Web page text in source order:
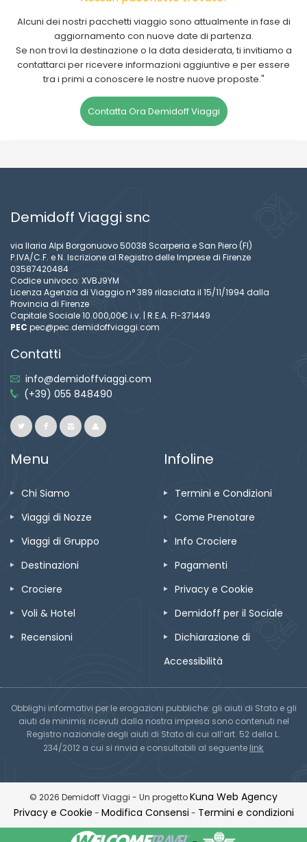
Alcuni dei nostri pacchetti viaggio sono attualmente in fase di
aggiornamento con nuove date di partenza.
Se non trovi la destinazione o la data desiderata, ti invitiamo a
contattarci per ricevere informazioni aggiuntive e per essere
tra i primi a conoscere le nostre nuove proposte."
Contatta Ora Demidoff Viaggi
Demidoff Viaggi snc
via Ilaria Alpi Borgonuovo 50038 Scarperia e San Piero (FI)
P.IVA/C.F. e N. Iscrizione al Registro delle Imprese di Firenze
03587420484
Codice univoco: XVBJ9YM
Licenza Agenzia di Viaggio n° 389 rilasciata il 15/11/1994 dalla
Provincia di Firenze
Capitale Sociale 10.000,00€ i.v. | R.E.A. FI-371449
PEC pec@pec.demidoffviaggi.com
Contatti
info@demidoffviaggi.com
(+39) 055 848490
Menu
Chi Siamo
Viaggi di Nozze
Viaggi di Gruppo
Destinazioni
Crociere
Voli & Hotel
Recensioni
Infoline
Termini e Condizioni
Come Prenotare
Info Crociere
Pagamenti
Privacy e Cookie
Demidoff per il Sociale
Dichiarazione di
Accessibilità
Obblighi informativi per le erogazioni pubbliche: gli aiuti di Stato e gli
aiuti de minimis ricevuti dalla nostra impresa sono contenuti nel
Registro nazionale degli aiuti di Stato di cui all’art. 52 della L.
234/2012 a cui si rinvia e consultabili al seguente link
© 2026 Demidoff Viaggi - Un progettoKuna Web Agency
Privacy e Cookie - Modifica Consensi - Termini e condizioni